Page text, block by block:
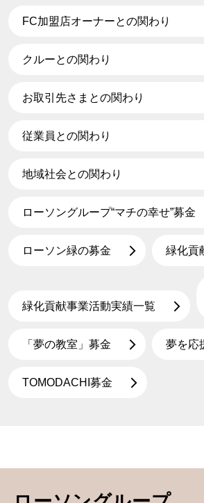
FC加盟店オーナーとの関わり
クルーとの関わり
お取引先さまとの関わり
従業員との関わり
地域社会との関わり
ローソングループ“マチの幸せ”募金
ローソン緑の募金 緑化貢
緑化貢献事業活動実績一覧
「夢の教室」募金 夢を応
TOMODACHI募金